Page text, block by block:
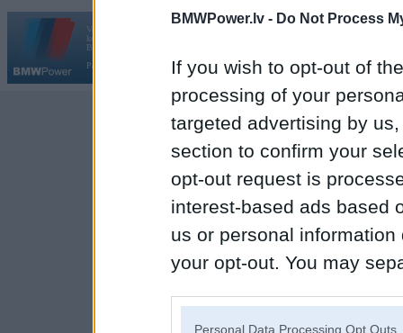
BMWPower.lv - Do Not Process
If you wish to opt-out of
processing of your
targeted advertising by
section to confirm your
opt-out request is
interest-based ads based
us or personal
your opt-out. You may
Personal Data Processing Opt Outs
Vortāls BMWPower.lv darbojas
kopš 2002. gada 14. maija. Tas nav auto klubs un nav saistīts ar
BMW AG.
Par BMWPower
Kontakti | Reklāma